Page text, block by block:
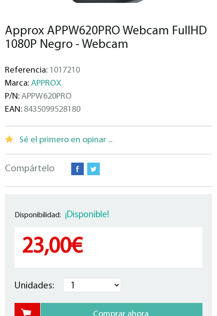
Approx APPW620PRO Webcam FullHD
1080P Negro - Webcam
Referencia: 1017210
Marca: APPROX
P/N: APPW620PRO
EAN: 8435099528180
Sé el primero en opinar ...
Compártelo
Disponibilidad: ¡Disponible!
23,00€
Unidades: